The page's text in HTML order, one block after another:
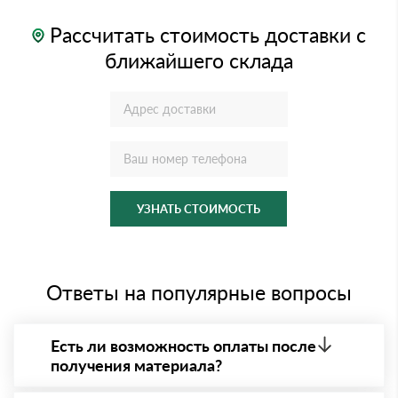
Рассчитать стоимость доставки с
ближайшего склада
УЗНАТЬ СТОИМОСТЬ
Ответы на популярные вопросы
Есть ли возможность оплаты после
получения материала?